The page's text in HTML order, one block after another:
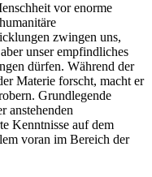
vor enorme
zwingen uns,
unser empfindliches
dürfen. Während der
Materie forscht, macht er
Grundlegende
anstehenden
Kenntnisse auf dem
voran im Bereich der